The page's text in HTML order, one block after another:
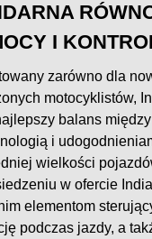
I
zarówno dla
motocyklistów,
balans
i
wielkości
w ofercie
elementom
podczas jazdy, a